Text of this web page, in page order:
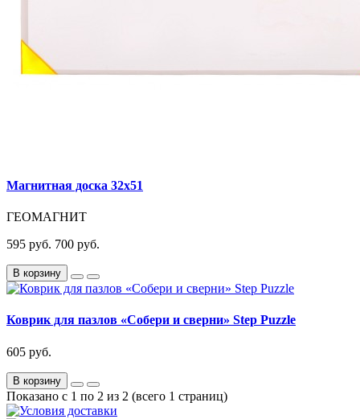
Магнитная доска 32х51
ГЕОМАГНИТ
595 руб. 700 руб.
В корзину
Коврик для пазлов «Собери и сверни» Step Puzzle
605 руб.
В корзину
Показано с 1 по 2 из 2 (всего 1 страниц)